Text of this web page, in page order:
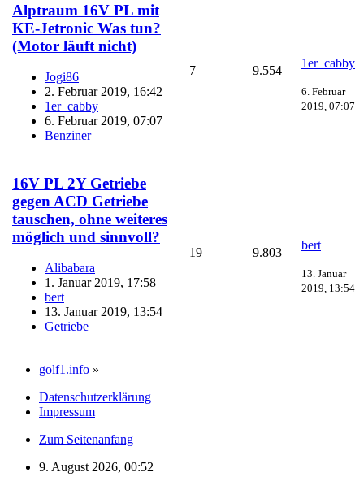
Alptraum 16V PL mit
KE-Jetronic Was tun?
(Motor läuft nicht)
Jogi86
2. Februar 2019, 16:42
1er_cabby
6. Februar 2019, 07:07
Benziner
7 9.554
1er_cabby
6. Februar
2019, 07:07
16V PL 2Y Getriebe
gegen ACD Getriebe
tauschen, ohne weiteres
möglich und sinnvoll?
Alibabara
1. Januar 2019, 17:58
bert
13. Januar 2019, 13:54
Getriebe
19 9.803
bert
13. Januar
2019, 13:54
golf1.info »
Datenschutzerklärung
Impressum
Zum Seitenanfang
9. August 2026, 00:52